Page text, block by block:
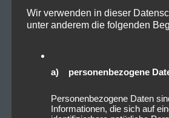
Wir verwenden in dieser
unter anderem die folgenden
a) personenbezogene
Personenbezogene Daten
Informationen, die sich auf